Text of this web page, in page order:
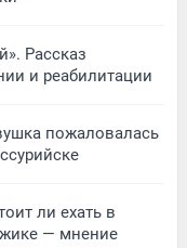
Рассказ
и реабилитации
пожаловалась
ли ехать в
— мнение